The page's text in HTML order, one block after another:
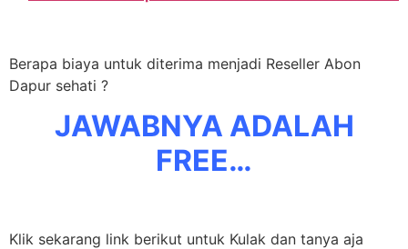
Berapa biaya untuk diterima menjadi Reseller Abon
Dapur sehati ?
JAWABNYA ADALAH
FREE…
Klik sekarang link berikut untuk Kulak dan tanya aja